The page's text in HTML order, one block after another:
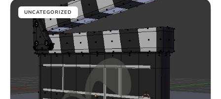
UNCATEGORIZED